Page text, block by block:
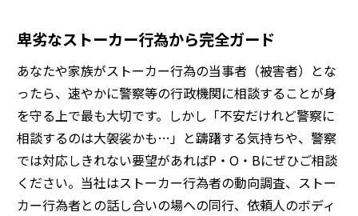
卑劣なストーカー行為から完全ガード
あなたや家族がストーカー行為の当事者（被害者）とな
ったら、速やかに警察等の行政機関に相談することが身
を守る上で最も大切です。しかし「不安だけれど警察に
相談するのは大袈裟かも…」と躊躇する気持ちや、警察
では対応しきれない要望があればP・O・Bにぜひご相談
ください。当社はストーカー行為者の動向調査、ストー
カー行為者との話し合いの場への同行、依頼人のボディ